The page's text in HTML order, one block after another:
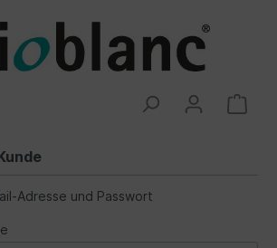
Adresse und Passwort